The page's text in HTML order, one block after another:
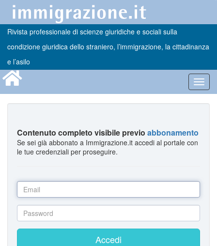
Rivista professionale di scienze giuridiche e sociali sulla
condizione giuridica dello straniero, l’immigrazione, la cittadinanza
e l’asilo
Contenuto completo visibile previo abbonamento
Se sei già abbonato a Immigrazione.it accedi al portale con
le tue credenziali per proseguire.
Accedi